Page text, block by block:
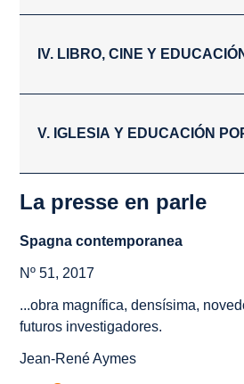
IV. LIBRO, CINE Y
V. IGLESIA Y EDUCACIÓN
La presse en parle
Spagna contemporanea
Nº 51, 2017
...obra magnífica, densísima,
futuros investigadores.
Jean-René Aymes